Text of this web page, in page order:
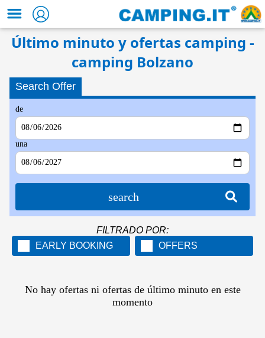
Último minuto y ofertas camping -
camping Bolzano
Search Offer
de
una
search
FILTRADO POR:
EARLY BOOKING
OFFERS
No hay ofertas ni ofertas de último minuto en este
momento